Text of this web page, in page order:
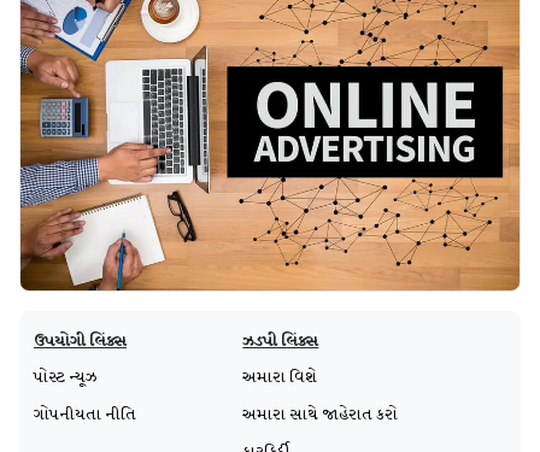
ઉપયોગી લિંક્સ
પોસ્ટ ન્યૂઝ
ગોપનીયતા નીતિ
ઝડપી લિંક્સ
અમારા વિશે
અમારા સાથે જાહેરાત કરો